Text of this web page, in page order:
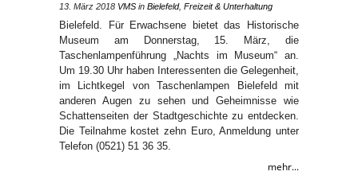
13. März 2018 VMS in Bielefeld, Freizeit & Unterhaltung
Bielefeld. Für Erwachsene bietet das Historische
Museum am Donnerstag, 15. März, die
Taschenlampenführung „Nachts im Museum“ an.
Um 19.30 Uhr haben Interessenten die Gelegenheit,
im Lichtkegel von Taschenlampen Bielefeld mit
anderen Augen zu sehen und Geheimnisse wie
Schattenseiten der Stadtgeschichte zu entdecken.
Die Teilnahme kostet zehn Euro, Anmeldung unter
Telefon (0521) 51 36 35.
mehr...